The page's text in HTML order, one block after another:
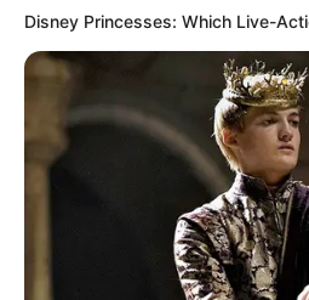
Disney Princesses: Which Live-